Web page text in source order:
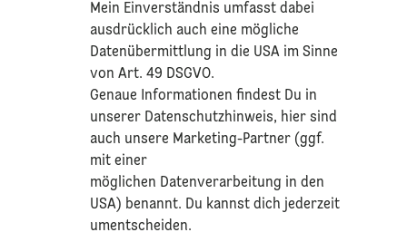
Mein Einverständnis umfasst dabei
ausdrücklich auch eine mögliche
Datenübermittlung in die USA im Sinne
von Art. 49 DSGVO.​
​Genaue Informationen findest Du in
unserer Datenschutzhinweis, hier sind
auch unsere Marketing-Partner (ggf.
mit einer
möglichen Datenverarbeitung in den
USA) benannt. Du kannst dich jederzeit
umentscheiden.